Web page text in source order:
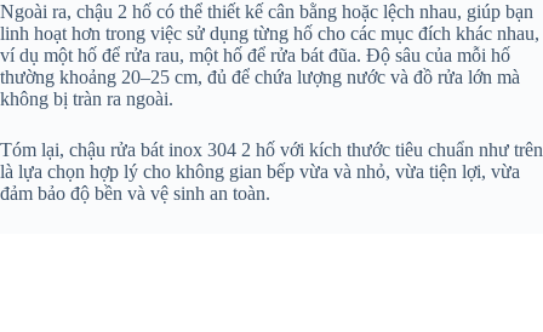
Ngoài ra, chậu 2 hố có thể thiết kế cân bằng hoặc lệch nhau, giúp bạn
linh hoạt hơn trong việc sử dụng từng hố cho các mục đích khác nhau,
ví dụ một hố để rửa rau, một hố để rửa bát đũa. Độ sâu của mỗi hố
thường khoảng 20–25 cm, đủ để chứa lượng nước và đồ rửa lớn mà
không bị tràn ra ngoài.
Tóm lại, chậu rửa bát inox 304 2 hố với kích thước tiêu chuẩn như trên
là lựa chọn hợp lý cho không gian bếp vừa và nhỏ, vừa tiện lợi, vừa
đảm bảo độ bền và vệ sinh an toàn.